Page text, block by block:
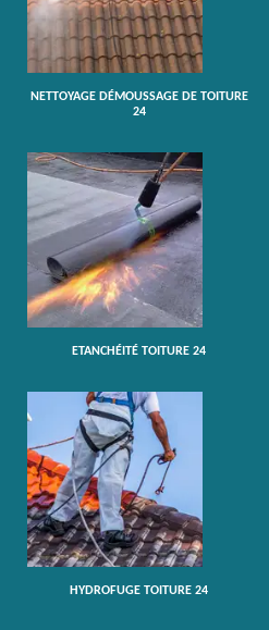
NETTOYAGE DÉMOUSSAGE DE TOITURE
24
ETANCHÉITÉ TOITURE 24
HYDROFUGE TOITURE 24